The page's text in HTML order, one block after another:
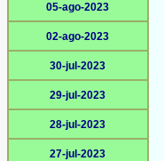
05-ago-2023
02-ago-2023
30-jul-2023
29-jul-2023
28-jul-2023
27-jul-2023